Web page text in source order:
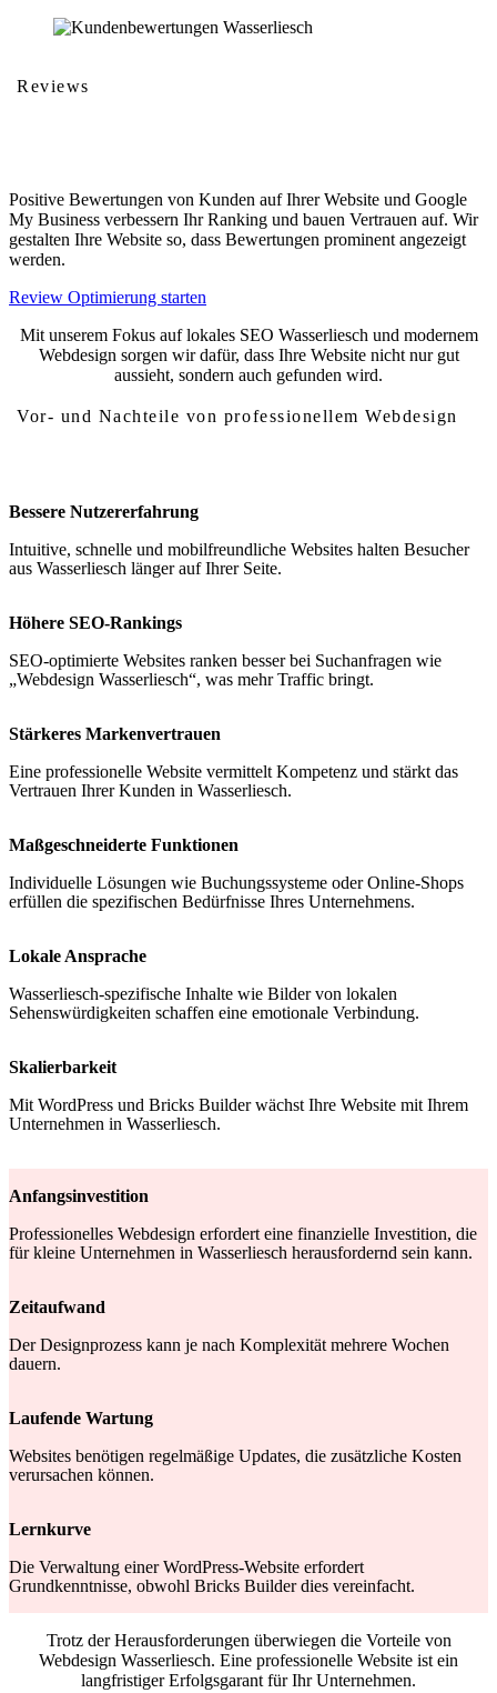
Reviews
Positive Bewertungen von Kunden auf Ihrer Website und Google
My Business verbessern Ihr Ranking und bauen Vertrauen auf. Wir
gestalten Ihre Website so, dass Bewertungen prominent angezeigt
werden.
Review Optimierung starten
Mit unserem Fokus auf lokales SEO Wasserliesch und modernem
Webdesign sorgen wir dafür, dass Ihre Website nicht nur gut
aussieht, sondern auch gefunden wird.
Vor- und Nachteile von professionellem Webdesign
Bessere Nutzererfahrung
Intuitive, schnelle und mobilfreundliche Websites halten Besucher
aus Wasserliesch länger auf Ihrer Seite.
Höhere SEO-Rankings
SEO-optimierte Websites ranken besser bei Suchanfragen wie
„Webdesign Wasserliesch“, was mehr Traffic bringt.
Stärkeres Markenvertrauen
Eine professionelle Website vermittelt Kompetenz und stärkt das
Vertrauen Ihrer Kunden in Wasserliesch.
Maßgeschneiderte Funktionen
Individuelle Lösungen wie Buchungssysteme oder Online-Shops
erfüllen die spezifischen Bedürfnisse Ihres Unternehmens.
Lokale Ansprache
Wasserliesch-spezifische Inhalte wie Bilder von lokalen
Sehenswürdigkeiten schaffen eine emotionale Verbindung.
Skalierbarkeit
Mit WordPress und Bricks Builder wächst Ihre Website mit Ihrem
Unternehmen in Wasserliesch.
Anfangsinvestition
Professionelles Webdesign erfordert eine finanzielle Investition, die
für kleine Unternehmen in Wasserliesch herausfordernd sein kann.
Zeitaufwand
Der Designprozess kann je nach Komplexität mehrere Wochen
dauern.
Laufende Wartung
Websites benötigen regelmäßige Updates, die zusätzliche Kosten
verursachen können.
Lernkurve
Die Verwaltung einer WordPress-Website erfordert
Grundkenntnisse, obwohl Bricks Builder dies vereinfacht.
Trotz der Herausforderungen überwiegen die Vorteile von
Webdesign Wasserliesch. Eine professionelle Website ist ein
langfristiger Erfolgsgarant für Ihr Unternehmen.